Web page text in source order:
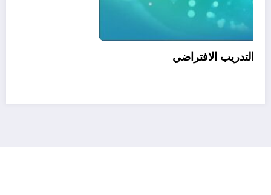
أفضل ممارسات التدريب الافتراضي